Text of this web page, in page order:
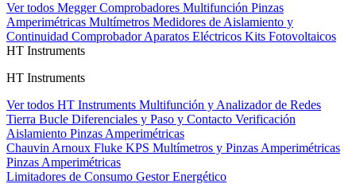
Ver todos MeggerComprobadores Multifunción Pinzas
Amperimétricas Multímetros Medidores de Aislamiento y
Continuidad Comprobador Aparatos Eléctricos Kits Fotovoltaicos
HT Instruments
HT Instruments
Ver todos HT Instruments Multifunción y Analizador de Redes
Tierra Bucle Diferenciales y Paso y Contacto Verificación
Aislamiento Pinzas Amperimétricas
Chauvin Arnoux Fluke KPS Multímetros y Pinzas Amperimétricas
Pinzas Amperimétricas
Limitadores de Consumo Gestor Energético